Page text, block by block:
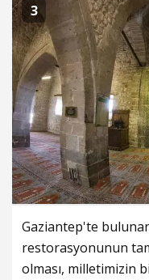
3
Gaziantep'te
restorasyonunun
olması, milletimizin